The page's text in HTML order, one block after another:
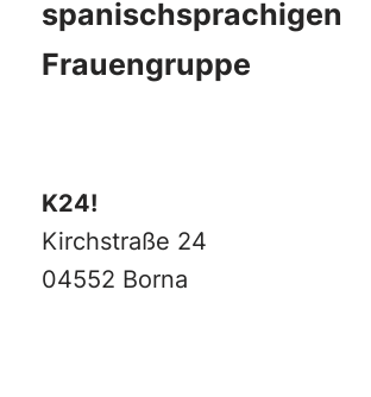
spanischsprachigen
Frauengruppe
K24!
Kirchstraße 24
04552 Borna